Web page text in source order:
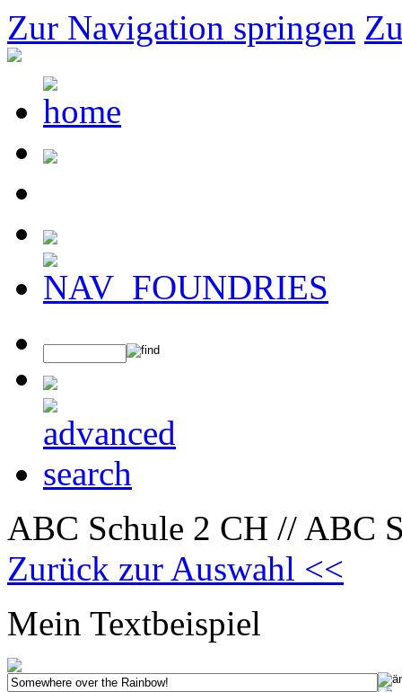
Zur Navigation springen
ABC Schule 2 CH // ABC
Zurück zur Auswahl <<
Mein Textbeispiel